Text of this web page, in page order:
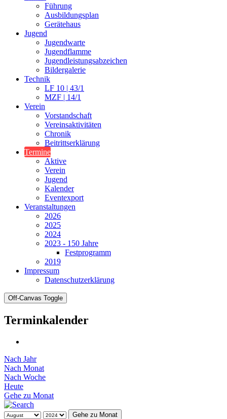
Führung
Ausbildungsplan
Gerätehaus
Jugend
Jugendwarte
Jugendflamme
Jugendleistungsabzeichen
Bildergalerie
Technik
LF 10 | 43/1
MZF | 14/1
Verein
Vorstandschaft
Vereinsaktivitäten
Chronik
Beitrittserklärung
Termine
Aktive
Verein
Jugend
Kalender
Eventexport
Veranstaltungen
2026
2025
2024
2023 - 150 Jahre
Festprogramm
2019
Impressum
Datenschutzerklärung
Off-Canvas Toggle
Terminkalender
Nach Jahr
Nach Monat
Nach Woche
Heute
Gehe zu Monat
Gehe zu Monat